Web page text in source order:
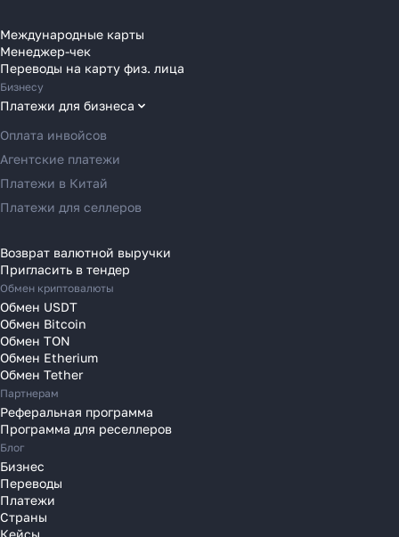
Переводы в Болгарию
Переводы в Венгрию
Переводы в Великобританию
Переводы в Грецию
Переводы в Германию
Переводы в Ирландию
Переводы в Испанию
Переводы в Италию
Переводы в Латвию
Переводы в Литву
Переводы в Молдавию
Переводы в Монако
Переводы в Нидерланды
Переводы в Польшу
Переводы в Португалию
Переводы в Румынию
Переводы в Сербию
Переводы в Словакию
Переводы в Словению
Переводы в Финляндию
Международные карты
Менеджер-чек
Переводы на карту физ. лица
Бизнесу
Платежи для бизнеса
Оплата инвойсов
Агентские платежи
Платежи в Китай
Платежи для селлеров
Возврат валютной выручки
Пригласить в тендер
Обмен криптовалюты
Обмен USDT
Обмен Bitcoin
Обмен TON
Обмен Etherium
Обмен Tether
Партнерам
Реферальная программа
Программа для реселлеров
Блог
Бизнес
Переводы
Платежи
Страны
Кейсы
уступили место платёжным
агентам в 2025 году